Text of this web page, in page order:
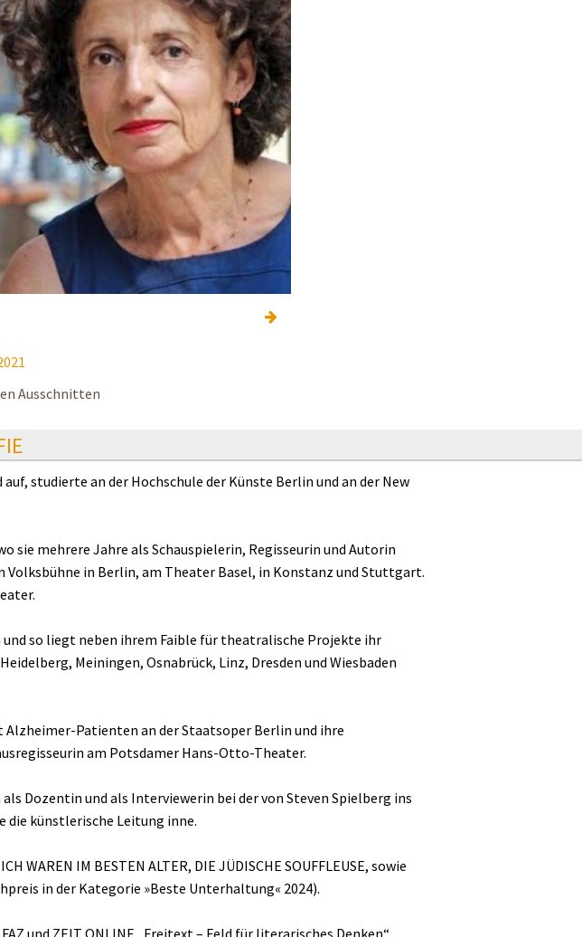
Ausschnitten
studierte an der Hochschule der Künste Berlin und an der New
sie mehrere Jahre als Schauspielerin, Regisseurin und Autorin
in Berlin, am Theater Basel, in Konstanz und Stuttgart.
so liegt neben ihrem Faible für theatralische Projekte ihr
Meiningen, Osnabrück, Linz, Dresden und Wiesbaden
Patienten an der Staatsoper Berlin und ihre
am Potsdamer Hans-Otto-Theater.
Dozentin und als Interviewerin bei der von Steven Spielberg ins
die künstlerische Leitung inne.
WAREN IM BESTEN ALTER, DIE JÜDISCHE SOUFFLEUSE, sowie
in der Kategorie »Beste Unterhaltung« 2024).